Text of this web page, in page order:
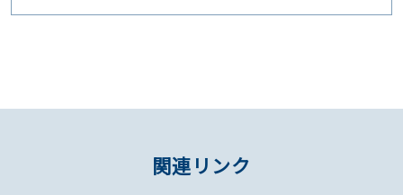
関連リンク